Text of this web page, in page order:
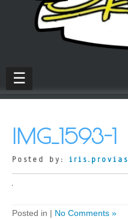
☰
IMG_1593-1
Posted by: iris.provias
Posted in | No Comments »